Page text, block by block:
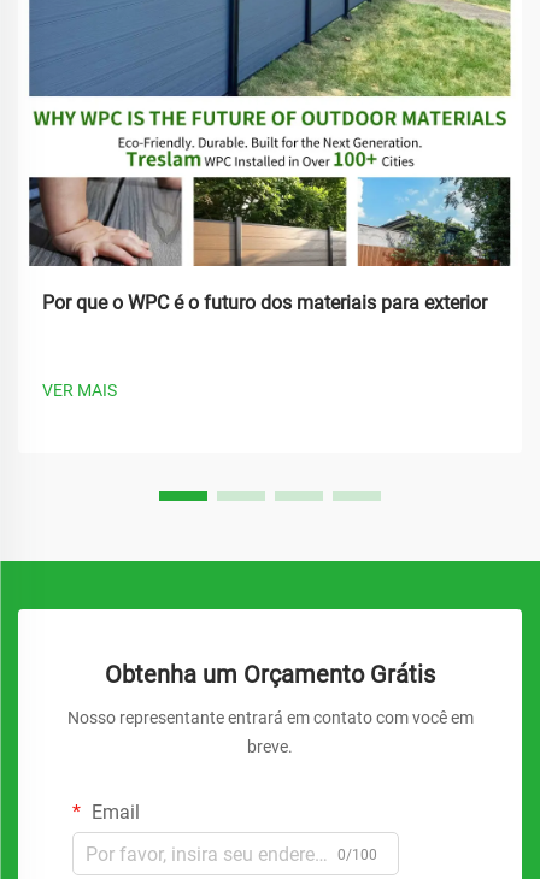
Por que o WPC é o futuro dos materiais para exterior
VER MAIS
Obtenha um Orçamento Grátis
Nosso representante entrará em contato com você em
breve.
Email
0/100